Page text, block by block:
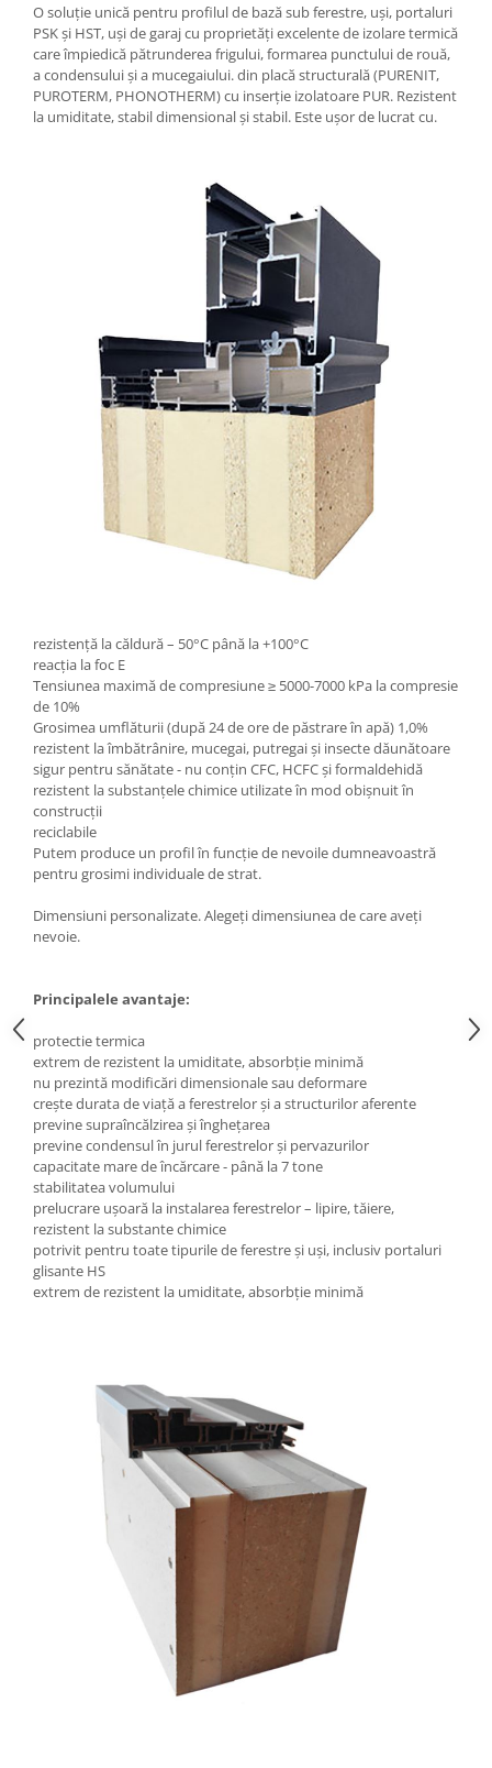
O soluție unică pentru profilul de bază sub ferestre, uși, portaluri
PSK și HST, uși de garaj cu proprietăți excelente de izolare termică
care împiedică pătrunderea frigului, formarea punctului de rouă,
a condensului și a mucegaiului. din placă structurală (PURENIT,
PUROTERM, PHONOTHERM) cu inserție izolatoare PUR. Rezistent
la umiditate, stabil dimensional și stabil. Este ușor de lucrat cu.
rezistență la căldură – 50°C până la +100°C
reacția la foc E
Tensiunea maximă de compresiune ≥ 5000-7000 kPa la compresie
de 10%
Grosimea umflăturii (după 24 de ore de păstrare în apă) 1,0%
rezistent la îmbătrânire, mucegai, putregai și insecte dăunătoare
sigur pentru sănătate - nu conțin CFC, HCFC și formaldehidă
rezistent la substanțele chimice utilizate în mod obișnuit în
construcții
reciclabile
Putem produce un profil în funcție de nevoile dumneavoastră
pentru grosimi individuale de strat.
Dimensiuni personalizate. Alegeți dimensiunea de care aveți
nevoie.
Principalele avantaje:
protectie termica
extrem de rezistent la umiditate, absorbție minimă
nu prezintă modificări dimensionale sau deformare
crește durata de viață a ferestrelor și a structurilor aferente
previne supraîncălzirea și înghețarea
previne condensul în jurul ferestrelor și pervazurilor
capacitate mare de încărcare - până la 7 tone
stabilitatea volumului
prelucrare ușoară la instalarea ferestrelor – lipire, tăiere,
rezistent la substante chimice
potrivit pentru toate tipurile de ferestre și uși, inclusiv portaluri
glisante HS
extrem de rezistent la umiditate, absorbție minimă